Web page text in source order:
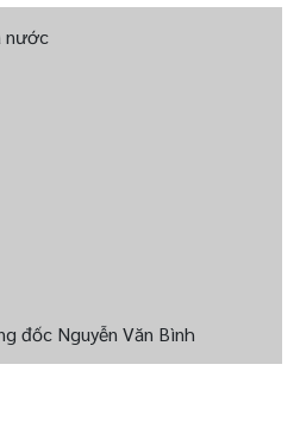
nước
đốc Nguyễn Văn Bình